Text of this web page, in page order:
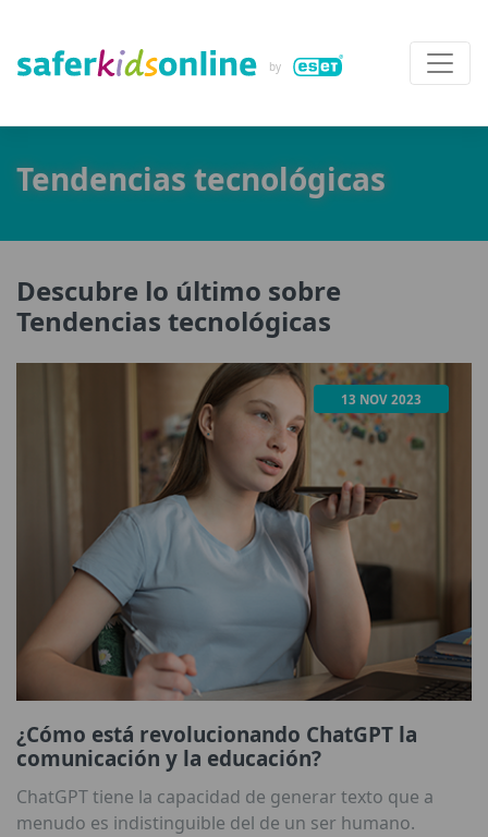
Tendencias tecnológicas
Descubre lo último sobre
Tendencias tecnológicas
13 NOV 2023
¿Cómo está revolucionando ChatGPT la
comunicación y la educación?
ChatGPT tiene la capacidad de generar texto que a
menudo es indistinguible del de un ser humano.